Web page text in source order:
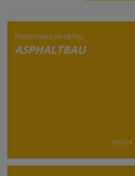
FORSCHUNG IM DETAIL
ASPHALTBAU